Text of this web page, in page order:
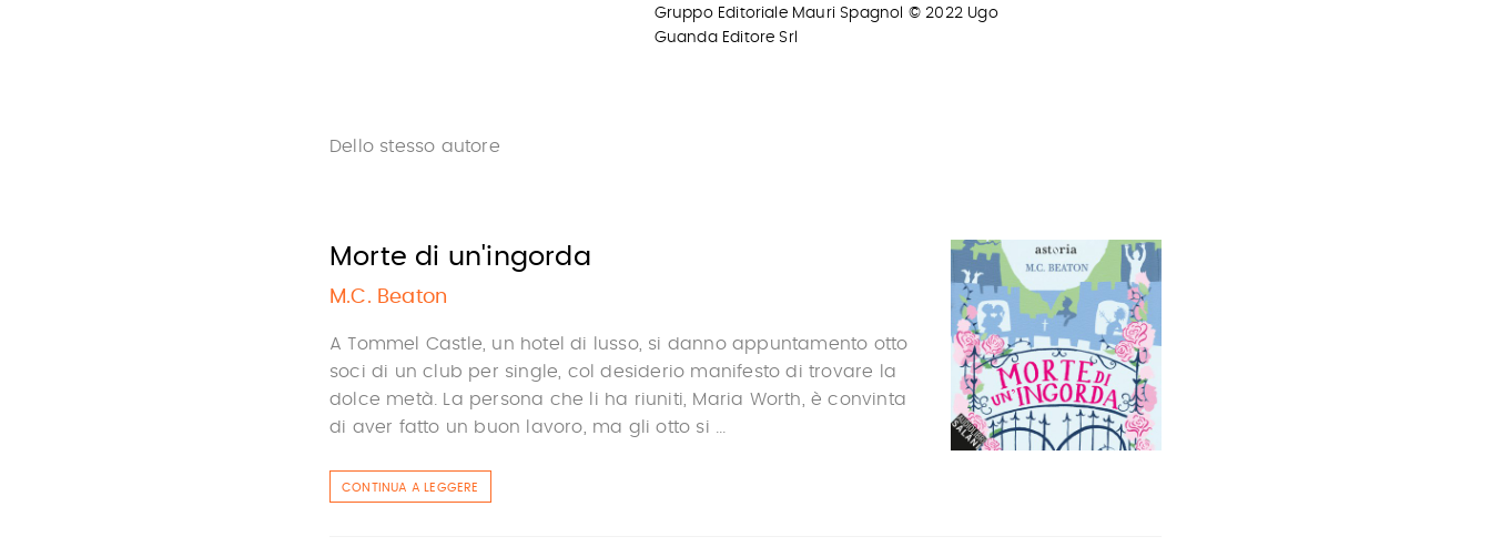
Gruppo Editoriale Mauri Spagnol © 2022 Ugo
Guanda Editore Srl
Dello stesso autore
Morte di un'ingorda
M.C. Beaton
A Tommel Castle, un hotel di lusso, si danno appuntamento otto
soci di un club per single, col desiderio manifesto di trovare la
dolce metà. La persona che li ha riuniti, Maria Worth, è convinta
di aver fatto un buon lavoro, ma gli otto si ...
CONTINUA A LEGGERE